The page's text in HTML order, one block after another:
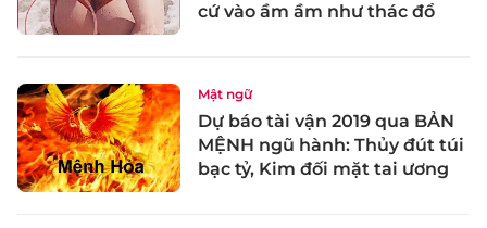
cứ vào ầm ầm như thác đổ
Mật ngữ
Dự báo tài vận 2019 qua BẢN
MỆNH ngũ hành: Thủy đút túi
bạc tỷ, Kim đối mặt tai ương